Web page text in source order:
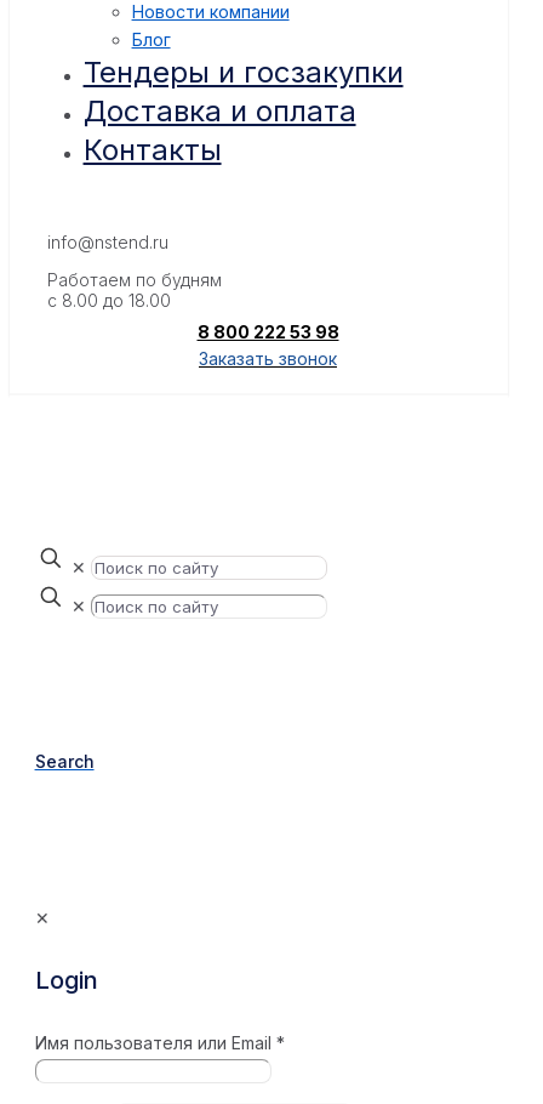
Новости компании
Блог
Тендеры и госзакупки
Доставка и оплата
Контакты
info@nstend.ru
Работаем по будням
с 8.00 до 18.00
8 800 222 53 98
Заказать звонок
✕
✕
Search
✕
Login
Имя пользователя или Email *